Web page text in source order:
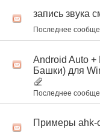
запись звука
Последнее
Android Auto
Башки) для
Последнее
Примеры ahk-